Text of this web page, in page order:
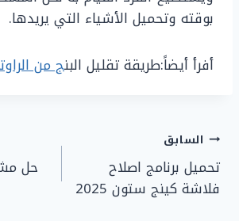
بوقته وتحميل الأشياء التي يريدها.
أفرأ أيضاً:طريقة تقليل البنج من
تصفّح
المقالات
السابق
تحميل برنامج اصلاح
فلاشة كينج ستون 2025